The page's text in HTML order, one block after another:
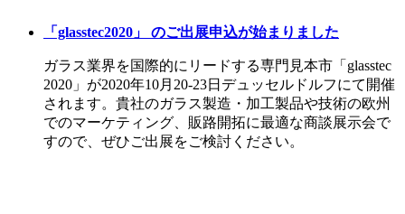
「glasstec2020」 のご出展申込が始まりました
ガラス業界を国際的にリードする専門見本市「glasstec
2020」が2020年10月20-23日デュッセルドルフにて開催
されます。貴社のガラス製造・加工製品や技術の欧州
でのマーケティング、販路開拓に最適な商談展示会で
すので、ぜひご出展をご検討ください。